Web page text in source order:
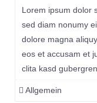
November
Lorem ipsum dolor
sed diam nonumy
dolore magna
eos et accusam et
clita kasd
Allgemein